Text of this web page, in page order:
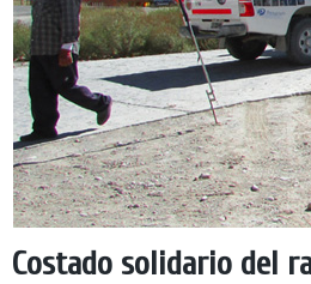
Costado solidario del